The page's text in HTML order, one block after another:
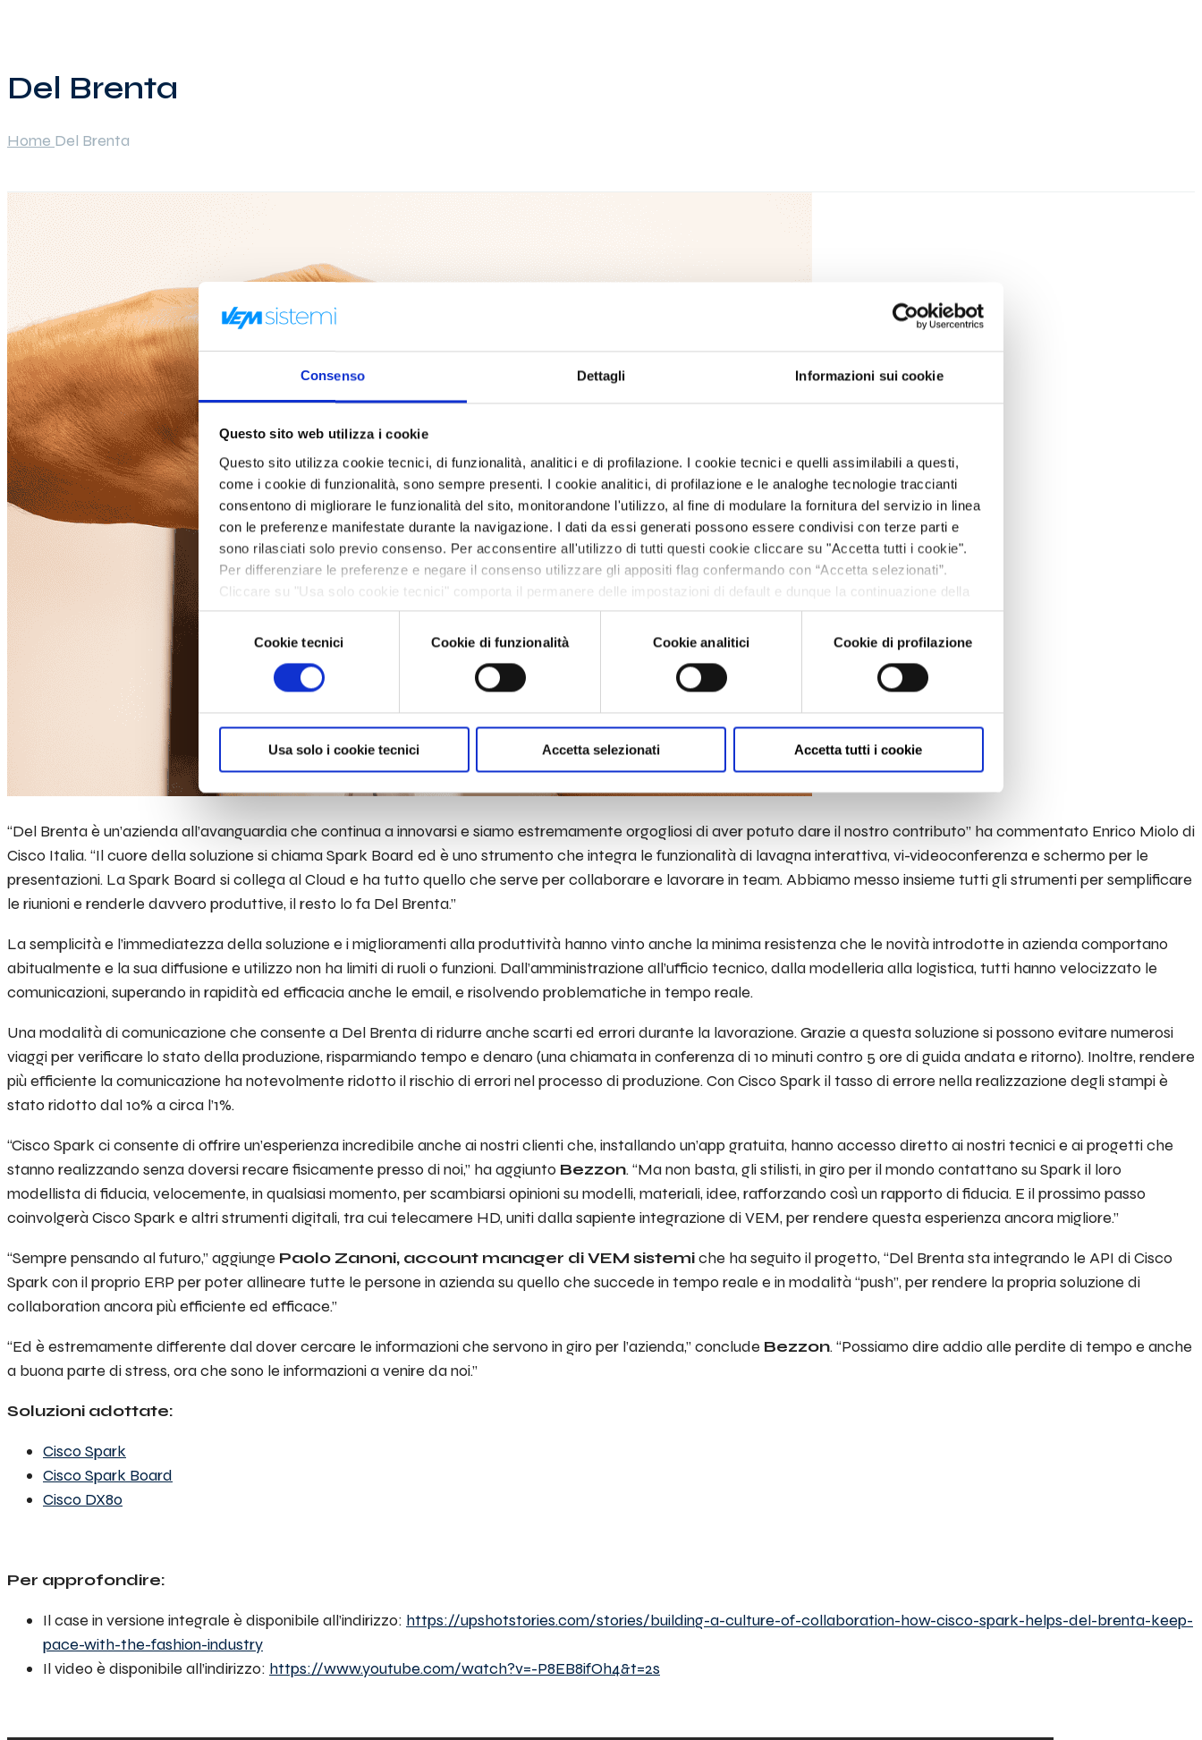
Consenso Dettagli Informazioni sui cookie
Questo sito web utilizza i cookie
Questo sito utilizza cookie tecnici, di funzionalità, analitici e di profilazione. I cookie tecnici e quelli assimilabili a questi,
come i cookie di funzionalità, sono sempre presenti. I cookie analitici, di profilazione e le analoghe tecnologie traccianti
consentono di migliorare le funzionalità del sito, monitorandone l'utilizzo, al fine di modulare la fornitura del servizio in linea
con le preferenze manifestate durante la navigazione. I dati da essi generati possono essere condivisi con terze parti e
sono rilasciati solo previo consenso. Per acconsentire all'utilizzo di tutti questi cookie cliccare su "Accetta tutti i cookie".
Per differenziare le preferenze e negare il consenso utilizzare gli appositi flag confermando con “Accetta selezionati”.
Cliccare su "Usa solo cookie tecnici" comporta il permanere delle impostazioni di default e dunque la continuazione della
navigazione in assenza di cookie o altri strumenti di tracciamento diversi da quelli tecnici. Infine, per avere maggiori
informazioni, leggere la sezione cookie policy presente nell’Informativa privacy https://vem.com/privacy/
Selezione
Cookie tecnici Cookie di funzionalità Cookie analitici Cookie di profilazione
Usa solo i cookie tecnici Accetta selezionati Accetta tutti i cookie
Del Brenta
Home Del Brenta
“Del Brenta è un’azienda all’avanguardia che continua a innovarsi e siamo estremamente orgogliosi di aver potuto dare il nostro contributo” ha commentato Enrico Miolo di
Cisco Italia. “Il cuore della soluzione si chiama Spark Board ed è uno strumento che integra le funzionalità di lavagna interattiva, vi-videoconferenza e schermo per le
presentazioni. La Spark Board si collega al Cloud e ha tutto quello che serve per collaborare e lavorare in team. Abbiamo messo insieme tutti gli strumenti per semplificare
le riunioni e renderle davvero produttive, il resto lo fa Del Brenta.”
La semplicità e l’immediatezza della soluzione e i miglioramenti alla produttività hanno vinto anche la minima resistenza che le novità introdotte in azienda comportano
abitualmente e la sua diffusione e utilizzo non ha limiti di ruoli o funzioni. Dall’amministrazione all’ufficio tecnico, dalla modelleria alla logistica, tutti hanno velocizzato le
comunicazioni, superando in rapidità ed efficacia anche le email, e risolvendo problematiche in tempo reale.
Una modalità di comunicazione che consente a Del Brenta di ridurre anche scarti ed errori durante la lavorazione. Grazie a questa soluzione si possono evitare numerosi
viaggi per verificare lo stato della produzione, risparmiando tempo e denaro (una chiamata in conferenza di 10 minuti contro 5 ore di guida andata e ritorno). Inoltre, rendere
più efficiente la comunicazione ha notevolmente ridotto il rischio di errori nel processo di produzione. Con Cisco Spark il tasso di errore nella realizzazione degli stampi è
stato ridotto dal 10% a circa l’1%.
“Cisco Spark ci consente di offrire un’esperienza incredibile anche ai nostri clienti che, installando un’app gratuita, hanno accesso diretto ai nostri tecnici e ai progetti che
stanno realizzando senza doversi recare fisicamente presso di noi,” ha aggiunto Bezzon. “Ma non basta, gli stilisti, in giro per il mondo contattano su Spark il loro
modellista di fiducia, velocemente, in qualsiasi momento, per scambiarsi opinioni su modelli, materiali, idee, rafforzando così un rapporto di fiducia. E il prossimo passo
coinvolgerà Cisco Spark e altri strumenti digitali, tra cui telecamere HD, uniti dalla sapiente integrazione di VEM, per rendere questa esperienza ancora migliore.”
“Sempre pensando al futuro,”aggiunge Paolo Zanoni, account manager di VEM sistemiche ha seguito il progetto,“Del Brenta sta integrando le API di Cisco
Spark con il proprio ERP per poter allineare tutte le persone in azienda su quello che succede in tempo reale e in modalità “push”, per rendere la propria soluzione di
collaboration ancora più efficiente ed efficace.”
“Ed è estremamente differente dal dover cercare le informazioni che servono in giro per l’azienda,”conclude Bezzon.“Possiamo dire addio alle perdite di tempo e anche
a buona parte di stress, ora che sono le informazioni a venire da noi.”
Soluzioni adottate:
Cisco Spark
Cisco Spark Board
Cisco DX80
Per approfondire:
Il case in versione integrale è disponibile all’indirizzo: https://upshotstories.com/stories/building-a-culture-of-collaboration-how-cisco-spark-helps-del-brenta-keep-
pace-with-the-fashion-industry
Il video è disponibile all’indirizzo: https://www.youtube.com/watch?v=-P8EB8ifOh4&t=2s